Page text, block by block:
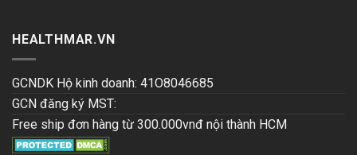
HEALTHMAR.VN
GCNDK Hộ kinh doanh: 41O8046685
GCN đăng ký MST:
Free ship đơn hàng từ 300.000vnđ nội thành HCM